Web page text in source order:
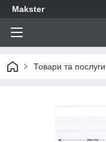
Makster
Товари та послуги